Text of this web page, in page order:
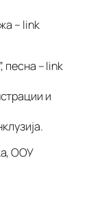
– link
песна – link
и
ООУ